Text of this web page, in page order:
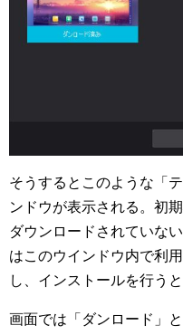
そうするとこのような「
ンドウが表示される。初
ダウンロードされていな
はこのウインドウ内で利
し、インストールを行う
画面では「ダンロード」